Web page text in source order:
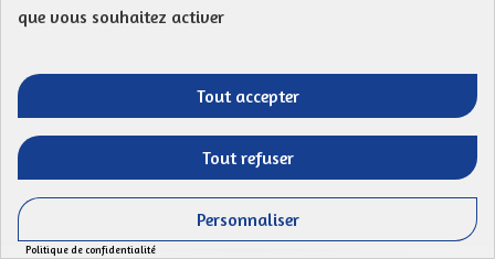
départements...
16/04/2023 HAUT-RHINOIS,
VOIR LA PROPOSITIONHAUT-
que vous souhaitez activer
Tout accepter
Tout refuser
Personnaliser
Politique de confidentialité